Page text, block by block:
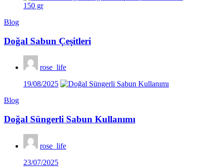
Blog
Doğal Sabun Çeşitleri
rose_life
Posted
19/08/2025
Blog
Doğal Süngerli Sabun Kullanımı
rose_life
Posted
23/07/2025